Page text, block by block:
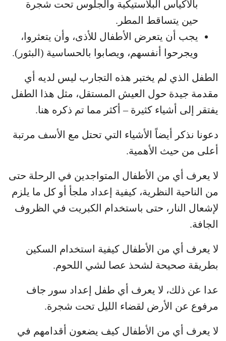
بالأكياس البلاستيكية والجلوس تحت شجرة
حين يتساقط المطر.
يجب أن يتعرض الأطفال للأذى، وأن يتعثروا،
ويجرحوا أنفسهم، ويصابوا بالحساسية (البثور).
الطفل الذي لم يختبر هذه التجارب ليس لديه أي
مقدمة جيدة حول العيش المستقل، مثل هذا الطفل
يفتقر إلى أشياء كثيرة – أكثر مما تم ذكره هنا.
دعونا نذكر أيضاً الأشياء التي تحتل مع الأسف مرتبة
أعلى من حيث الأهمية.
لا يعرف أي من الأطفال المتواجدين في الرحلة حتى
من الناحية النظرية، كيفية إعداد ملجأ أو كل ما يلزم
لإشعال النار، حتى باستخدام الكبريت في الظروف
الجافة.
لا يعرف أي من الأطفال كيفية استخدام السكين
بطريقة صحيحة لشحذ عصا لشي اللحوم.
عدا عن ذلك، لا يعرف أي طفل إعداد سور جاف
مرفوع عن الأرض لقضاء الليل تحت شجرة.
لا يعرف أي من الأطفال كيف يضعون أقدامهم في